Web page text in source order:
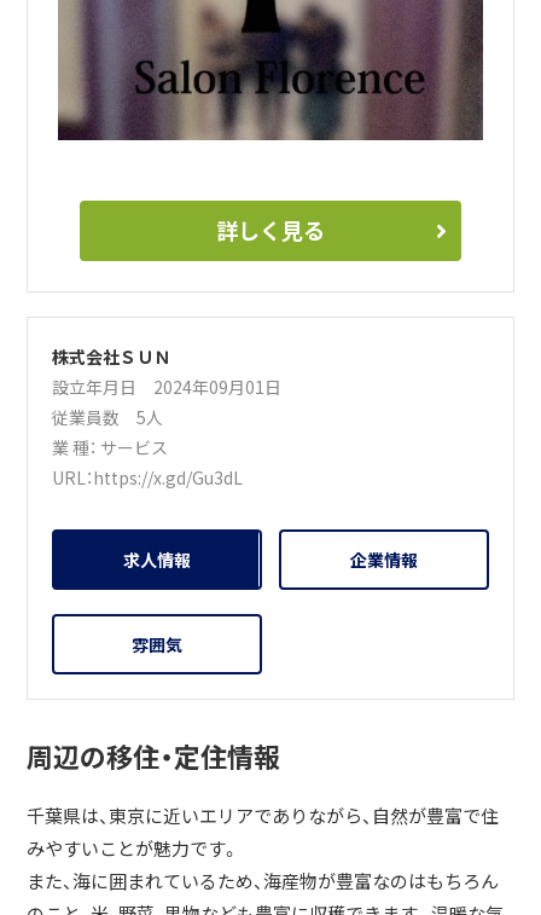
詳しく見る
株式会社ＳＵＮ
設立年月日 2024年09月01日
従業員数 5人
業 種： サービス
URL：https://x.gd/Gu3dL
求人情報 企業情報
雰囲気
周辺の移住・定住情報
千葉県は、東京に近いエリアでありながら、自然が豊富で住
みやすいことが魅力です。
また、海に囲まれているため、海産物が豊富なのはもちろん